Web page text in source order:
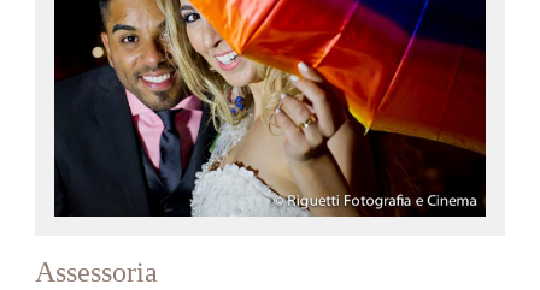
Assessoria